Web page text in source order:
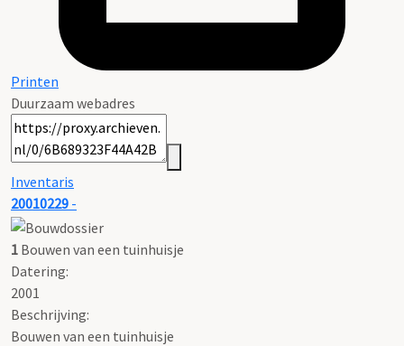
Printen
Duurzaam webadres
Inventaris
20010229 -
1 Bouwen van een tuinhuisje
Datering:
2001
Beschrijving:
Bouwen van een tuinhuisje